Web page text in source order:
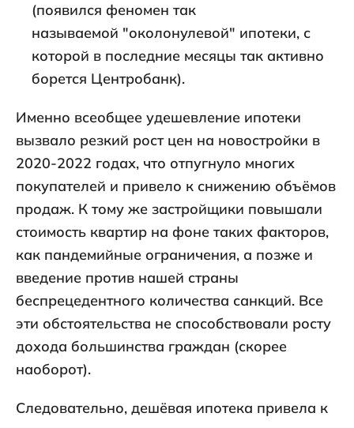
(появился феномен так
называемой "околонулевой" ипотеки, с
которой в последние месяцы так активно
борется Центробанк).
Именно всеобщее удешевление ипотеки
вызвало резкий рост цен на новостройки в
2020-2022 годах, что отпугнуло многих
покупателей и привело к снижению объёмов
продаж. К тому же застройщики повышали
стоимость квартир на фоне таких факторов,
как пандемийные ограничения, а позже и
введение против нашей страны
беспрецедентного количества санкций. Все
эти обстоятельства не способствовали росту
дохода большинства граждан (скорее
наоборот).
Следовательно, дешёвая ипотека привела к